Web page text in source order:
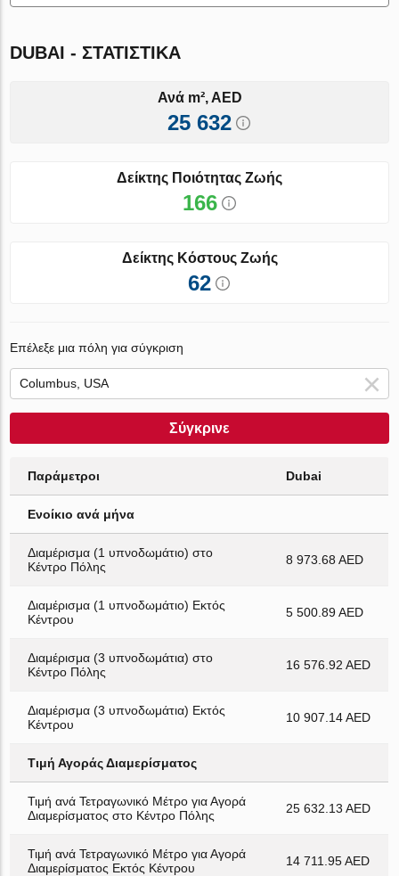
DUBAI - ΣΤΑΤΙΣΤΙΚΆ
Ανά m², AED
25 632
Δείκτης Ποιότητας Ζωής
166
Δείκτης Κόστους Ζωής
62
Επέλεξε μια πόλη για σύγκριση
Σύγκρινε
Παράμετροι Dubai
Ενοίκιο ανά μήνα
Διαμέρισμα (1 υπνοδωμάτιο) στο
Κέντρο Πόλης
8 973.68 AED
Διαμέρισμα (1 υπνοδωμάτιο) Εκτός
Κέντρου
5 500.89 AED
Διαμέρισμα (3 υπνοδωμάτια) στο
Κέντρο Πόλης
16 576.92 AED
Διαμέρισμα (3 υπνοδωμάτια) Εκτός
Κέντρου
10 907.14 AED
Τιμή Αγοράς Διαμερίσματος
Τιμή ανά Τετραγωνικό Μέτρο για Αγορά
Διαμερίσματος στο Κέντρο Πόλης
25 632.13 AED
Τιμή ανά Τετραγωνικό Μέτρο για Αγορά
Διαμερίσματος Εκτός Κέντρου
14 711.95 AED